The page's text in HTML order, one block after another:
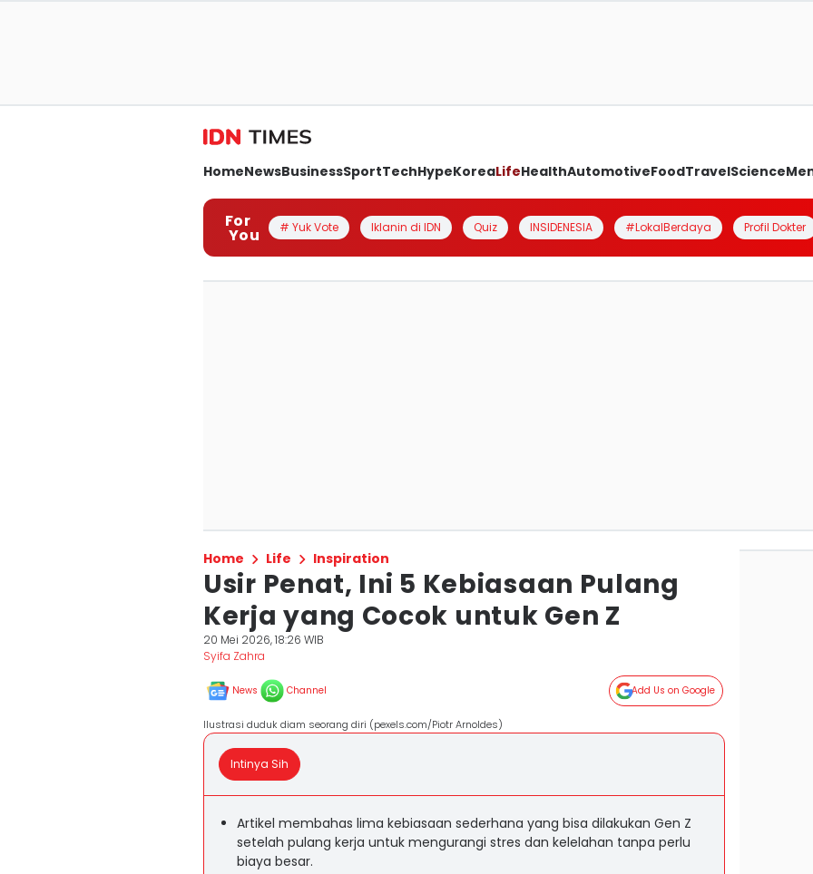
HomeNewsBusinessSportTechHypeKoreaLifeHealthAutomotiveFoodTravelScience
For
You # Yuk Vote Iklanin di IDN Quiz INSIDENESIA #LokalBerdaya Profil Dokter
Home Life Inspiration
Usir Penat, Ini 5 Kebiasaan Pulang
Kerja yang Cocok untuk Gen Z
20 Mei 2026, 18:26 WIB
Syifa Zahra
News Channel Add Us on Google
Ilustrasi duduk diam seorang diri (pexels.com/Piotr Arnoldes)
Intinya Sih
Artikel membahas lima kebiasaan sederhana yang bisa dilakukan Gen Z
setelah pulang kerja untuk mengurangi stres dan kelelahan tanpa perlu
biaya besar.